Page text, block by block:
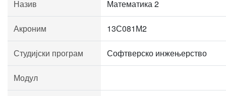
Назив Математика 2
Акроним 13С081М2
Студијски програм Софтверско инжењерство
Модул